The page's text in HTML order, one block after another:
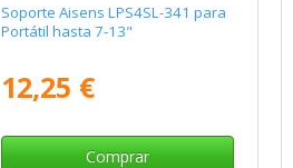
Soporte Aisens LPS4SL-341 para
Portátil hasta 7-13"
12,25 €
Comprar